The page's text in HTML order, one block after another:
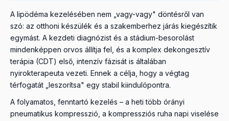
A lipödéma kezelésében nem „vagy-vagy" döntésről van
szó: az otthoni készülék és a szakemberhez járás kiegészítik
egymást. A kezdeti diagnózist és a stádium-besorolást
mindenképpen orvos állítja fel, és a komplex dekongesztív
terápia (CDT) első, intenzív fázisát is általában
nyirokterapeuta vezeti. Ennek a célja, hogy a végtag
térfogatát „leszorítsa" egy stabil kiindulópontra.
A folyamatos, fenntartó kezelés – a heti több órányi
pneumatikus kompresszió, a kompressziós ruha napi viselése